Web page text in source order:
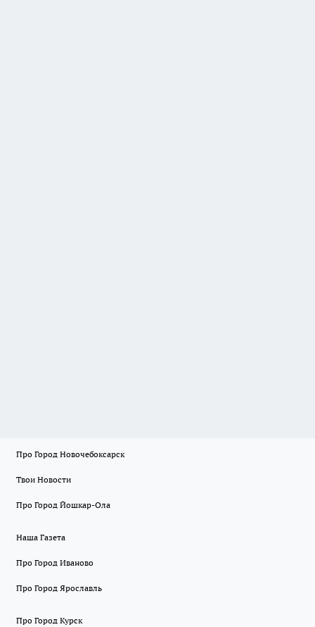
Про Город Новочебоксарск
Твои Новости
Про Город Йошкар-Ола
Наша Газета
Про Город Иваново
Про Город Ярославль
Про Город Курск